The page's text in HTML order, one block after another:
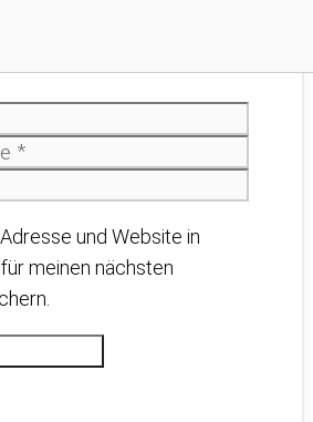
und Website in
meinen nächsten